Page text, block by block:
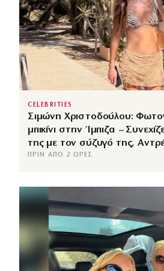
CELEBRITIES
Σιμώνη Χριστοδούλου:
μπικίνι στην Ίμπιζα –
της με τον σύζυγό της,
ΠΡΙΝ ΑΠΌ 2 ΏΡΕΣ